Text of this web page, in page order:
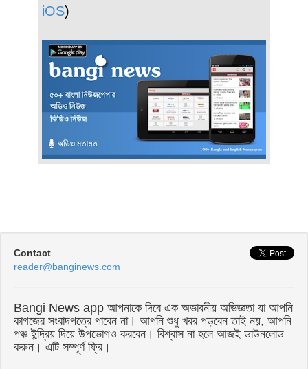
iOS)
Contact
reader@banginews.com
Bangi News app আপনাকে দিবে এক অভাবনীয় অভিজ্ঞতা যা আপনি
কাগজের সংবাদপত্রে পাবেন না। আপনি শুধু খবর পড়বেন তাই নয়, আপনি
পঞ্চ ইন্দ্রিয় দিয়ে উপভোগও করবেন। বিশ্বাস না হলে আজই ডাউনলোড
করুন। এটি সম্পূর্ণ ফ্রি।